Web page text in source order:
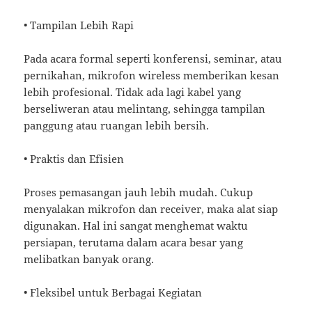
• Tampilan Lebih Rapi
Pada acara formal seperti konferensi, seminar, atau
pernikahan, mikrofon wireless memberikan kesan
lebih profesional. Tidak ada lagi kabel yang
berseliweran atau melintang, sehingga tampilan
panggung atau ruangan lebih bersih.
• Praktis dan Efisien
Proses pemasangan jauh lebih mudah. Cukup
menyalakan mikrofon dan receiver, maka alat siap
digunakan. Hal ini sangat menghemat waktu
persiapan, terutama dalam acara besar yang
melibatkan banyak orang.
• Fleksibel untuk Berbagai Kegiatan